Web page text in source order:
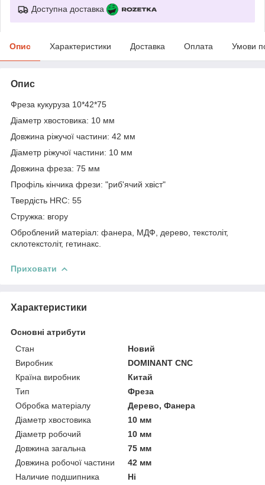
Доступна доставка
Опис Характеристики Доставка Оплата Умови
Опис
Фреза кукуруза 10*42*75
Діаметр хвостовика: 10 мм
Довжина ріжучої частини: 42 мм
Діаметр ріжучої частини: 10 мм
Довжина фреза: 75 мм
Профіль кінчика фрези: "риб'ячий хвіст"
Твердість HRC: 55
Стружка: вгору
Оброблений матеріал: фанера, МДФ, дерево, текстоліт,
склотекстоліт, гетинакс.
Приховати
Характеристики
Основні атрибути
Стан
Новий
Виробник
DOMINANT CNC
Країна виробник
Китай
Тип
Фреза
Обробка матеріалу
Дерево, Фанера
Діаметр хвостовика
10 мм
Діаметр робочий
10 мм
Довжина загальна
75 мм
Довжина робочої частини
42 мм
Наличие подшипника
Ні